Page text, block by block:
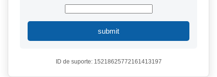
submit
ID de suporte: 15218625772161413197